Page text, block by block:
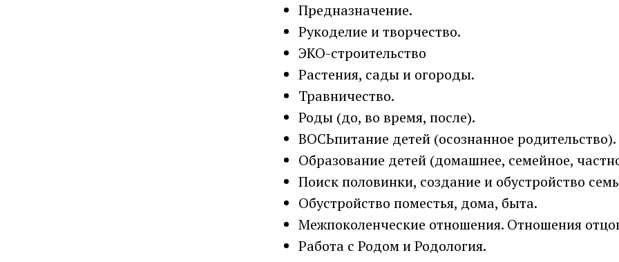
Предназначение.
Рукоделие и творчество.
ЭКО-строительство
Растения, сады и огороды.
Травничество.
Роды (до, во время, после).
ВОСЬпитание детей (осознанное родительство).
Образование детей (домашнее, семейное,
Поиск половинки, создание и обустройство
Обустройство поместья, дома, быта.
Межпоколенческие отношения. Отношения
Работа с Родом и Родология.